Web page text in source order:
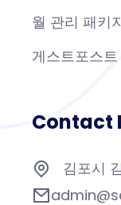
월 관리 패키
게스트포스트
Contact
김포시